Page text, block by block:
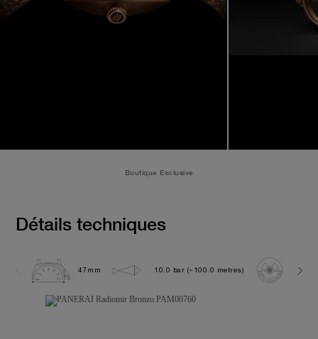
Boutique Exclusive
Détails techniques
47mm 10.0 bar (~100.0 metres)